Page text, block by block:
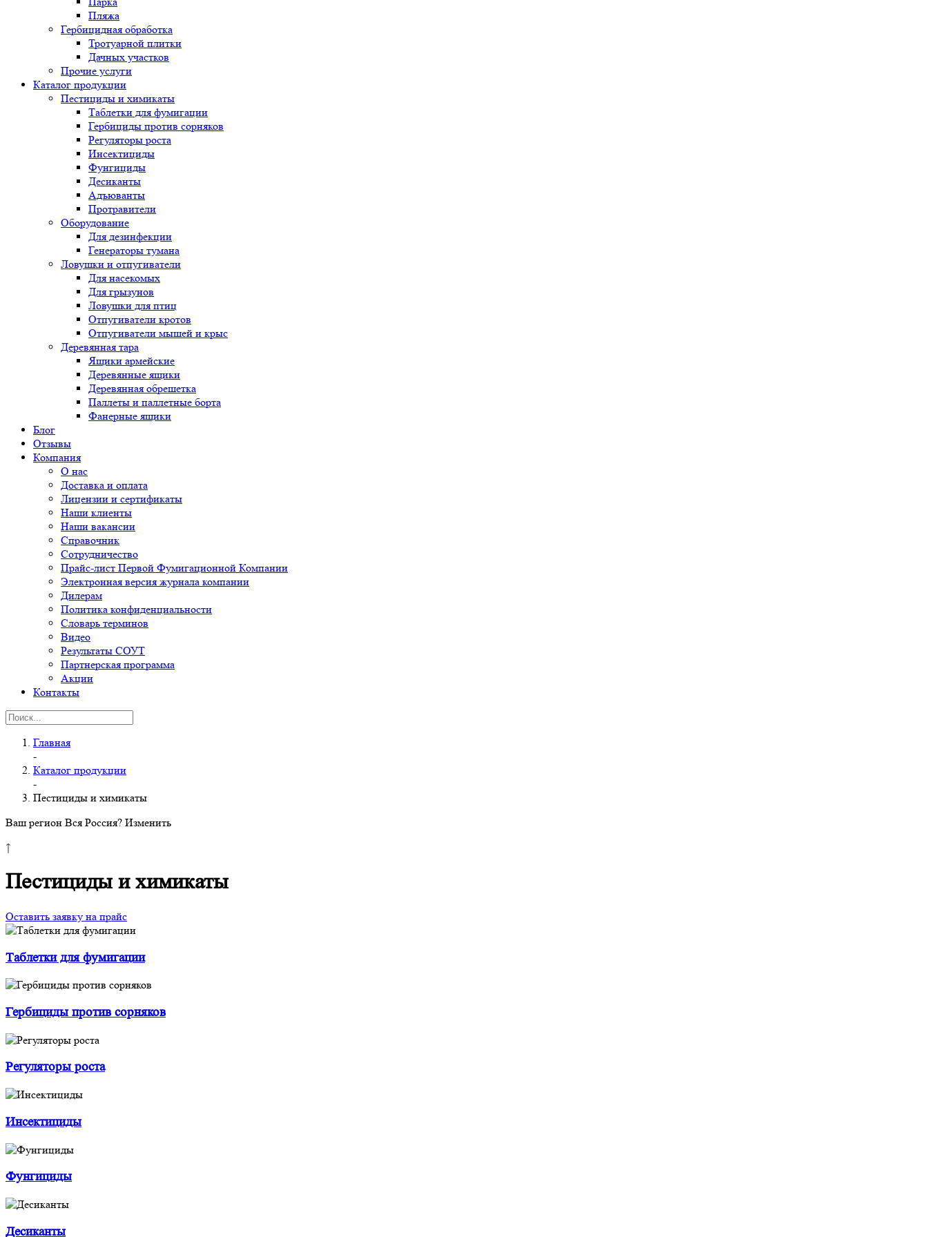
Пляжа
Гербицидная обработка
Тротуарной плитки
Дачных участков
Прочие услуги
Каталог продукции
Пестициды и химикаты
Таблетки для фумигации
Гербициды против сорняков
Регуляторы роста
Инсектициды
Фунгициды
Десиканты
Адъюванты
Протравители
Оборудование
Для дезинфекции
Генераторы тумана
Ловушки и отпугиватели
Для насекомых
Для грызунов
Ловушки для птиц
Отпугиватели кротов
Отпугиватели мышей и крыс
Деревянная тара
Ящики армейские
Деревянные ящики
Деревянная обрешетка
Паллеты и паллетные борта
Фанерные ящики
Блог
Отзывы
Компания
О нас
Доставка и оплата
Лицензии и сертификаты
Наши клиенты
Наши вакансии
Справочник
Сотрудничество
Прайс-лист Первой Фумигационной Компании
Электронная версия журнала компании
Дилерам
Политика конфиденциальности
Словарь терминов
Видео
Результаты СОУТ
Партнерская программа
Акции
Контакты
Главная
-
Каталог продукции
-
Пестициды и химикаты
Ваш регион Вся Россия? Изменить
↑
Пестициды и химикаты
Оставить заявку на прайс
Таблетки для фумигации
Гербициды против сорняков
Регуляторы роста
Инсектициды
Фунгициды
Десиканты